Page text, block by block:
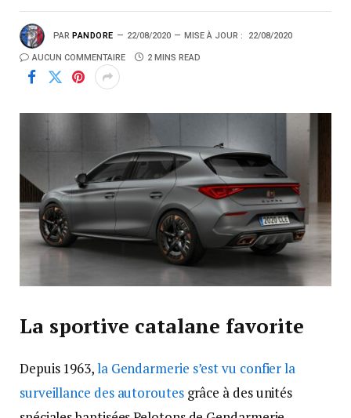
PAR PANDORE 22/08/2020 MISE À JOUR : 22/08/2020
AUCUN COMMENTAIRE 2 MINS READ
La sportive catalane favorite
Depuis 1963,la Gendarmerie s’est vu confier la
surveillance des autoroutes grâce à des unités